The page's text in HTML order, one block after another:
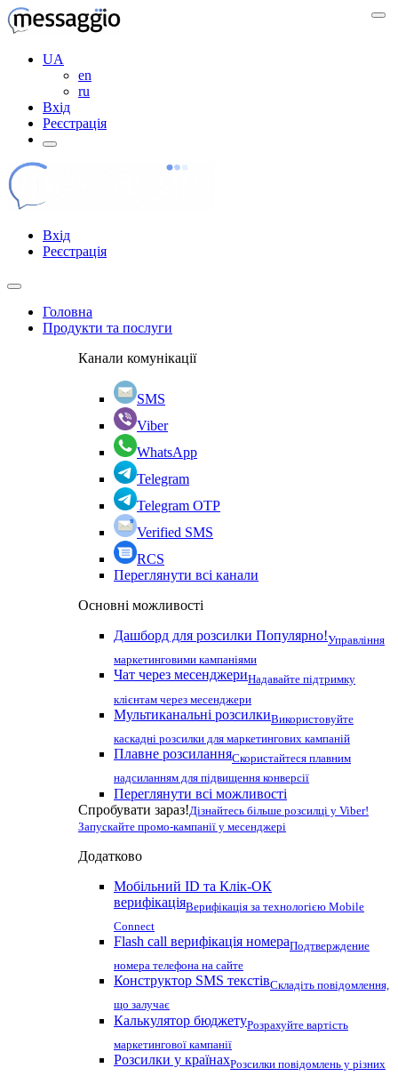
UA
en
ru
Вхід
Реєстрація
Вхід
Реєстрація
Головна
Продукти та послуги
Канали комунікації
SMS
Viber
WhatsApp
Telegram
Telegram OTP
Verified SMS
RCS
Переглянути всі канали
Основні можливості
Дашборд для розсилки Популярно!Управління
маркетинговими кампаніями
Чат через месенджериНадавайте підтримку
клієнтам через месенджери
Мультиканальні розсилкиВикористовуйте
каскадні розсилки для маркетингових кампаній
Плавне розсиланняСкористайтеся плавним
надсиланням для підвищення конверсії
Переглянути всі можливості
Спробувати зараз!Дізнайтесь більше розсилці у Viber!
Запускайте промо-кампанії у месенджері
Додатково
Мобільний ID та Клік-ОК
верифікаціяВерифікація за технологією Mobile
Connect
Flash call верифікація номераПодтверждение
номера телефона на сайте
Конструктор SMS текстівСкладіть повідомлення,
що залучає
Калькулятор бюджетуРозрахуйте вартість
маркетингової кампанії
Розсилки у країнахРозсилки повідомлень у різних